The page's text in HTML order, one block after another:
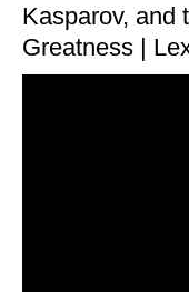
Kasparov, and
Greatness |